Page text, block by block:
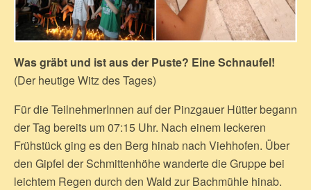
Was gräbt und ist aus der Puste? Eine Schnaufel!
(Der heutige Witz des Tages)
Für die TeilnehmerInnen auf der Pinzgauer Hütter begann
der Tag bereits um 07:15 Uhr. Nach einem leckeren
Frühstück ging es den Berg hinab nach Viehhofen. Über
den Gipfel der Schmittenhöhe wanderte die Gruppe bei
leichtem Regen durch den Wald zur Bachmühle hinab.